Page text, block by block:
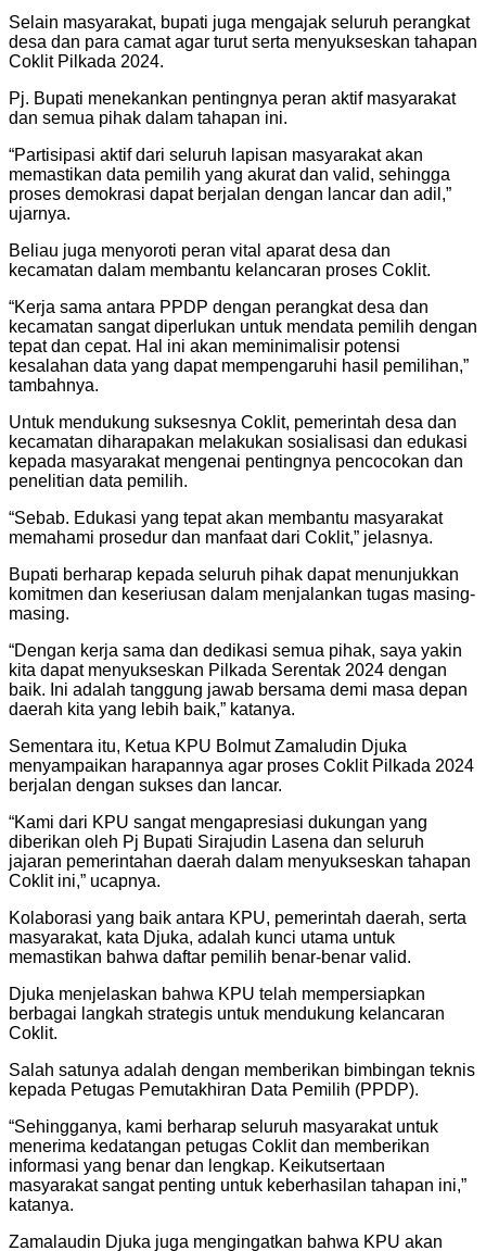
Selain masyarakat, bupati juga mengajak seluruh perangkat
desa dan para camat agar turut serta menyukseskan tahapan
Coklit Pilkada 2024.
Pj. Bupati menekankan pentingnya peran aktif masyarakat
dan semua pihak dalam tahapan ini.
“Partisipasi aktif dari seluruh lapisan masyarakat akan
memastikan data pemilih yang akurat dan valid, sehingga
proses demokrasi dapat berjalan dengan lancar dan adil,”
ujarnya.
Beliau juga menyoroti peran vital aparat desa dan
kecamatan dalam membantu kelancaran proses Coklit.
“Kerja sama antara PPDP dengan perangkat desa dan
kecamatan sangat diperlukan untuk mendata pemilih dengan
tepat dan cepat. Hal ini akan meminimalisir potensi
kesalahan data yang dapat mempengaruhi hasil pemilihan,”
tambahnya.
Untuk mendukung suksesnya Coklit, pemerintah desa dan
kecamatan diharapakan melakukan sosialisasi dan edukasi
kepada masyarakat mengenai pentingnya pencocokan dan
penelitian data pemilih.
“Sebab. Edukasi yang tepat akan membantu masyarakat
memahami prosedur dan manfaat dari Coklit,” jelasnya.
Bupati berharap kepada seluruh pihak dapat menunjukkan
komitmen dan keseriusan dalam menjalankan tugas masing-
masing.
“Dengan kerja sama dan dedikasi semua pihak, saya yakin
kita dapat menyukseskan Pilkada Serentak 2024 dengan
baik. Ini adalah tanggung jawab bersama demi masa depan
daerah kita yang lebih baik,” katanya.
Sementara itu, Ketua KPU Bolmut Zamaludin Djuka
menyampaikan harapannya agar proses Coklit Pilkada 2024
berjalan dengan sukses dan lancar.
“Kami dari KPU sangat mengapresiasi dukungan yang
diberikan oleh Pj Bupati Sirajudin Lasena dan seluruh
jajaran pemerintahan daerah dalam menyukseskan tahapan
Coklit ini,” ucapnya.
Kolaborasi yang baik antara KPU, pemerintah daerah, serta
masyarakat, kata Djuka, adalah kunci utama untuk
memastikan bahwa daftar pemilih benar-benar valid.
Djuka menjelaskan bahwa KPU telah mempersiapkan
berbagai langkah strategis untuk mendukung kelancaran
Coklit.
Salah satunya adalah dengan memberikan bimbingan teknis
kepada Petugas Pemutakhiran Data Pemilih (PPDP).
“Sehingganya, kami berharap seluruh masyarakat untuk
menerima kedatangan petugas Coklit dan memberikan
informasi yang benar dan lengkap. Keikutsertaan
masyarakat sangat penting untuk keberhasilan tahapan ini,”
katanya.
Zamalaudin Djuka juga mengingatkan bahwa KPU akan